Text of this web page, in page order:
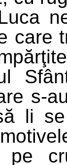
care
s-
li
pe